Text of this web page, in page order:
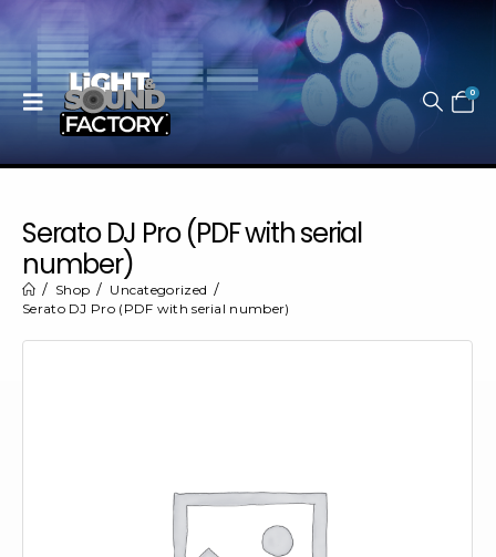
0
Serato DJ Pro (PDF with serial
number)
Shop
Uncategorized
Serato DJ Pro (PDF with serial number)